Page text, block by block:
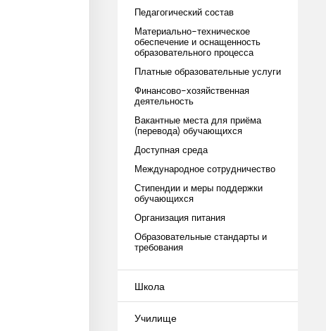
Педагогический состав
Материально-техническое
обеспечение и оснащенность
образовательного процесса
Платные образовательные услуги
Финансово-хозяйственная
деятельность
Вакантные места для приёма
(перевода) обучающихся
Доступная среда
Международное сотрудничество
Стипендии и меры поддержки
обучающихся
Организация питания
Образовательные стандарты и
требования
Школа
Училище